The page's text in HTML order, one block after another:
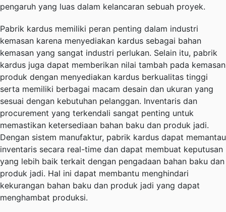
pengaruh yang luas dalam kelancaran sebuah proyek.
Pabrik kardus memiliki peran penting dalam industri
kemasan karena menyediakan kardus sebagai bahan
kemasan yang sangat industri perlukan. Selain itu, pabrik
kardus juga dapat memberikan nilai tambah pada kemasan
produk dengan menyediakan kardus berkualitas tinggi
serta memiliki berbagai macam desain dan ukuran yang
sesuai dengan kebutuhan pelanggan. Inventaris dan
procurement yang terkendali sangat penting untuk
memastikan ketersediaan bahan baku dan produk jadi.
Dengan sistem manufaktur, pabrik kardus dapat memantau
inventaris secara real-time dan dapat membuat keputusan
yang lebih baik terkait dengan pengadaan bahan baku dan
produk jadi. Hal ini dapat membantu menghindari
kekurangan bahan baku dan produk jadi yang dapat
menghambat produksi.